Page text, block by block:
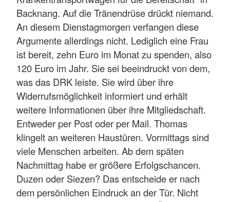
Backnang. Auf die Tränendrüse drückt niemand.
An diesem Dienstagmorgen verfangen diese
Argumente allerdings nicht. Lediglich eine Frau
ist bereit, zehn Euro im Monat zu spenden, also
120 Euro im Jahr. Sie sei beeindruckt von dem,
was das DRK leiste. Sie wird über ihre
Widerrufsmöglichkeit informiert und erhält
weitere Informationen über ihre Mitgliedschaft.
Entweder per Post oder per Mail. Thomas
klingelt an weiteren Haustüren. Vormittags sind
viele Menschen arbeiten. Ab dem späten
Nachmittag habe er größere Erfolgschancen.
Duzen oder Siezen? Das entscheide er nach
dem persönlichen Eindruck an der Tür. Nicht